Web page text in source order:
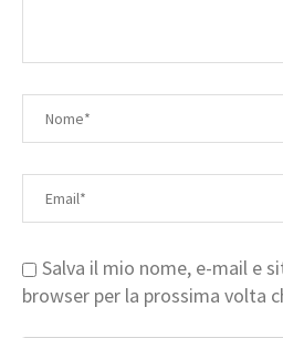
Salva il mio nome, e-mail e
browser per la prossima volta